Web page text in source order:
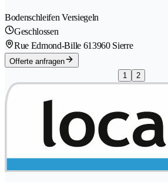
Bodenschleifen Versiegeln
Geschlossen
Rue Edmond-Bille 613960 Sierre
Offerte anfragen
1
2